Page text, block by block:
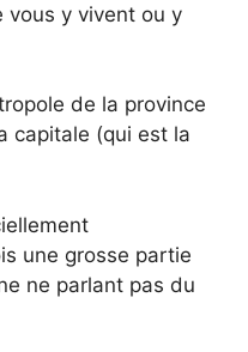
vous y vivent ou y
de la province
capitale (qui est la
une grosse partie
ne parlant pas du